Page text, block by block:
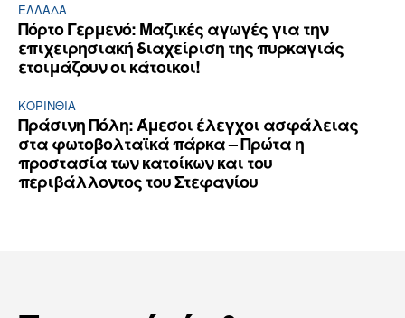
ΕΛΛΆΔΑ
Πόρτο Γερμενό: Μαζικές αγωγές για την
επιχειρησιακή διαχείριση της πυρκαγιάς
ετοιμάζουν οι κάτοικοι!
ΚΟΡΙΝΘΊΑ
Πράσινη Πόλη: Άμεσοι έλεγχοι ασφάλειας
στα φωτοβολταϊκά πάρκα – Πρώτα η
προστασία των κατοίκων και του
περιβάλλοντος του Στεφανίου